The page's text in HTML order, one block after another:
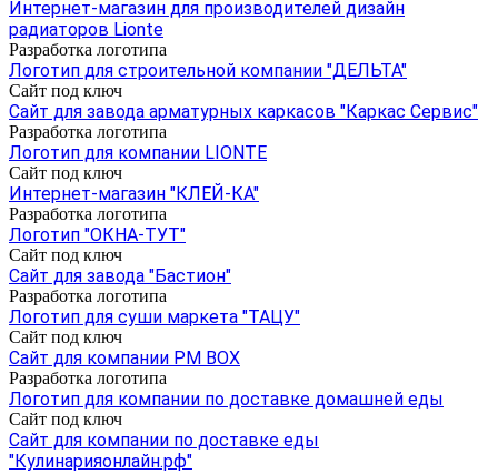
Интернет-магазин для производителей дизайн
радиаторов Lionte
Разработка логотипа
Логотип для строительной компании "ДЕЛЬТА"
Сайт под ключ
Сайт для завода арматурных каркасов "Каркас Сервис"
Разработка логотипа
Логотип для компании LIONTE
Сайт под ключ
Интернет-магазин "КЛЕЙ-КА"
Разработка логотипа
Логотип "ОКНА-ТУТ"
Сайт под ключ
Сайт для завода "Бастион"
Разработка логотипа
Логотип для суши маркета "ТАЦУ"
Сайт под ключ
Сайт для компании PM BOX
Разработка логотипа
Логотип для компании по доставке домашней еды
Сайт под ключ
Сайт для компании по доставке еды
"Кулинарияонлайн.рф"